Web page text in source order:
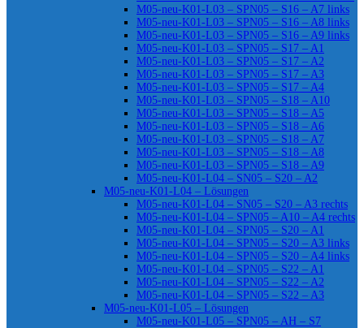
M05-neu-K01-L03 – SPN05 – S16 – A7 links
M05-neu-K01-L03 – SPN05 – S16 – A8 links
M05-neu-K01-L03 – SPN05 – S16 – A9 links
M05-neu-K01-L03 – SPN05 – S17 – A1
M05-neu-K01-L03 – SPN05 – S17 – A2
M05-neu-K01-L03 – SPN05 – S17 – A3
M05-neu-K01-L03 – SPN05 – S17 – A4
M05-neu-K01-L03 – SPN05 – S18 – A10
M05-neu-K01-L03 – SPN05 – S18 – A5
M05-neu-K01-L03 – SPN05 – S18 – A6
M05-neu-K01-L03 – SPN05 – S18 – A7
M05-neu-K01-L03 – SPN05 – S18 – A8
M05-neu-K01-L03 – SPN05 – S18 – A9
M05-neu-K01-L04 – SN05 – S20 – A2
M05-neu-K01-L04 – Lösungen
M05-neu-K01-L04 – SN05 – S20 – A3 rechts
M05-neu-K01-L04 – SPN05 – A10 – A4 rechts
M05-neu-K01-L04 – SPN05 – S20 – A1
M05-neu-K01-L04 – SPN05 – S20 – A3 links
M05-neu-K01-L04 – SPN05 – S20 – A4 links
M05-neu-K01-L04 – SPN05 – S22 – A1
M05-neu-K01-L04 – SPN05 – S22 – A2
M05-neu-K01-L04 – SPN05 – S22 – A3
M05-neu-K01-L05 – Lösungen
M05-neu-K01-L05 – SPN05 – AH – S7